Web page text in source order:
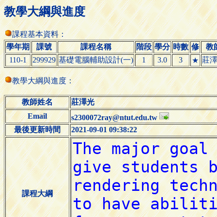
教學大綱與進度
課程基本資料：
學年期
課號 課程名稱 階段 學分 時數 修
教
110-1
299929 基礎電腦輔助設計(一) 1 3.0 3 ★ 莊
教學大綱與進度：
教師姓名
莊澤光
Email
s2300072ray@ntut.edu.tw
最後更新時間
2021-09-01 09:38:22
課程大綱